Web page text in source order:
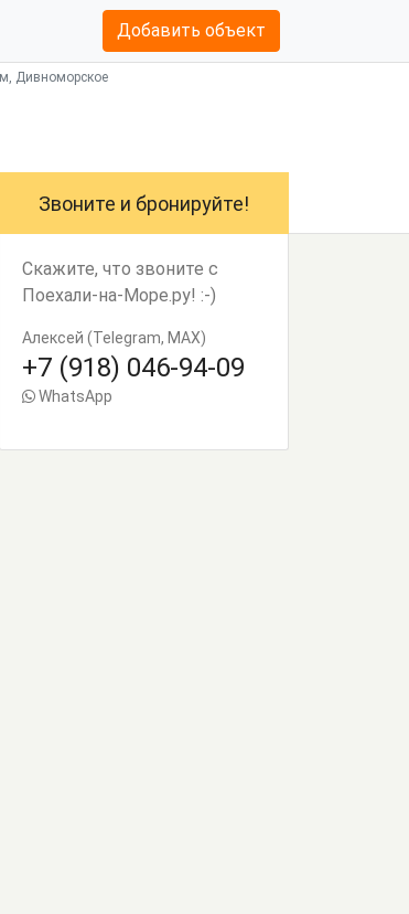
Добавить объект
Дивноморское
Звоните и бронируйте!
Скажите, что звоните с
Поехали-на-Море.ру! :-)
Алексей (Telegram, MAX)
+7 (918) 046-94-09
WhatsApp